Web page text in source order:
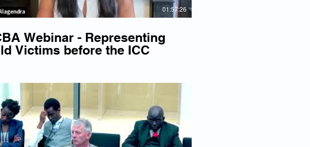
01:57:26
Webinar - Representing
Victims before the ICC
Lire la vidéo